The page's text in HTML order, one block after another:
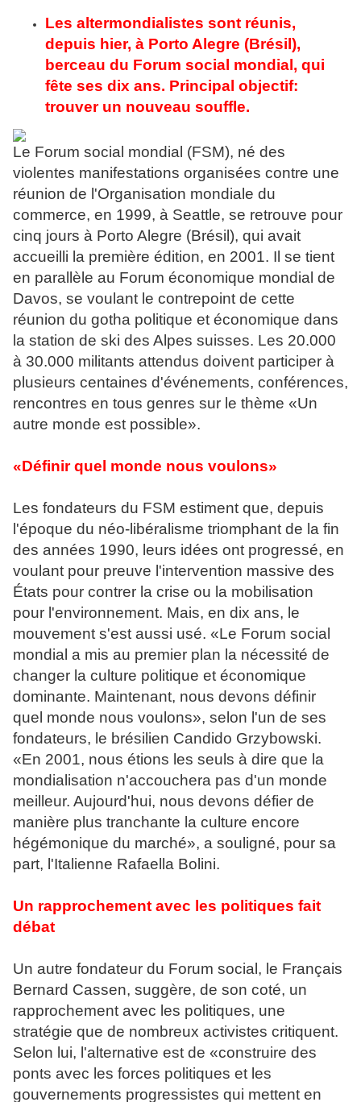
Les altermondialistes sont réunis,
depuis hier, à Porto Alegre (Brésil),
berceau du Forum social mondial, qui
fête ses dix ans. Principal objectif:
trouver un nouveau souffle.
Le Forum social mondial (FSM), né des
violentes manifestations organisées contre une
réunion de l'Organisation mondiale du
commerce, en 1999, à Seattle, se retrouve pour
cinq jours à Porto Alegre (Brésil), qui avait
accueilli la première édition, en 2001. Il se tient
en parallèle au Forum économique mondial de
Davos, se voulant le contrepoint de cette
réunion du gotha politique et économique dans
la station de ski des Alpes suisses. Les 20.000
à 30.000 militants attendus doivent participer à
plusieurs centaines d'événements, conférences,
rencontres en tous genres sur le thème «Un
autre monde est possible».
«Définir quel monde nous voulons»
Les fondateurs du FSM estiment que, depuis
l'époque du néo-libéralisme triomphant de la fin
des années 1990, leurs idées ont progressé, en
voulant pour preuve l'intervention massive des
États pour contrer la crise ou la mobilisation
pour l'environnement. Mais, en dix ans, le
mouvement s'est aussi usé. «Le Forum social
mondial a mis au premier plan la nécessité de
changer la culture politique et économique
dominante. Maintenant, nous devons définir
quel monde nous voulons», selon l'un de ses
fondateurs, le brésilien Candido Grzybowski.
«En 2001, nous étions les seuls à dire que la
mondialisation n'accouchera pas d'un monde
meilleur. Aujourd'hui, nous devons défier de
manière plus tranchante la culture encore
hégémonique du marché», a souligné, pour sa
part, l'Italienne Rafaella Bolini.
Un rapprochement avec les politiques fait
débat
Un autre fondateur du Forum social, le Français
Bernard Cassen, suggère, de son coté, un
rapprochement avec les politiques, une
stratégie que de nombreux activistes critiquent.
Selon lui, l'alternative est de «construire des
ponts avec les forces politiques et les
gouvernements progressistes qui mettent en